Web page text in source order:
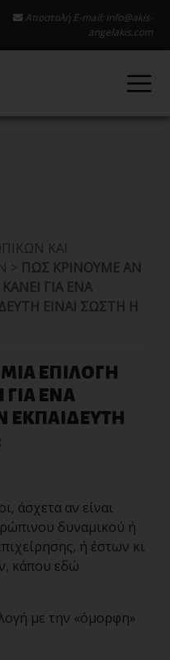
Αποστολή E-mail: info@akis-
angelakis.com
ΚΑΙ
> ΠΩΣ ΚΡΙΝΟΥΜΕ ΑΝ
ΓΙΑ ΕΝΑ
ΕΙΝΑΙ ΣΩΣΤΗ Η
ΕΠΙΛΟΓΗ
ΕΝΑ
ΕΚΠΑΙΔΕΥΤΗ
άσχετα αν είναι
δυναμικού ή
ή έστων κι
κάπου εδώ
με την «όμορφη»